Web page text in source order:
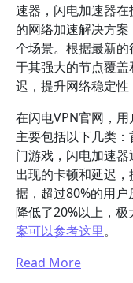
速器，闪电加速器
的网络加速解决方
个场景。根据最新
于其强大的节点覆
迟，提升网络稳定性
在闪电VPN官网，用
主要包括以下几类
门游戏，闪电加速
出现的卡顿和延迟
据，超过80%的用
降低了20%以上，极
案可以参考这里。
Read More